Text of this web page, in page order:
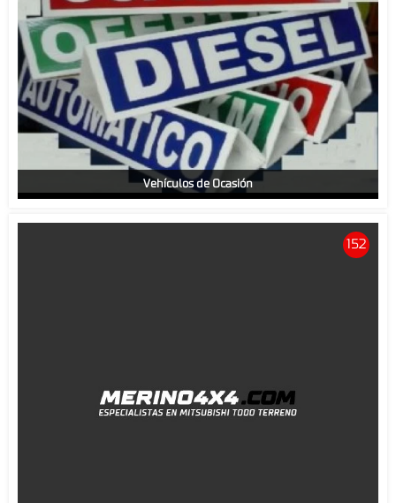
Vehículos de Ocasión
152